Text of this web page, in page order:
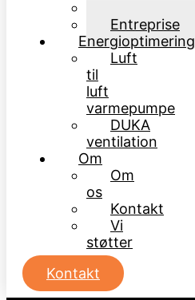
Entreprise
Energioptimering
Luft
til
luft
varmepumpe
DUKA
ventilation
Om
Om
os
Kontakt
Vi
støtter
Kontakt